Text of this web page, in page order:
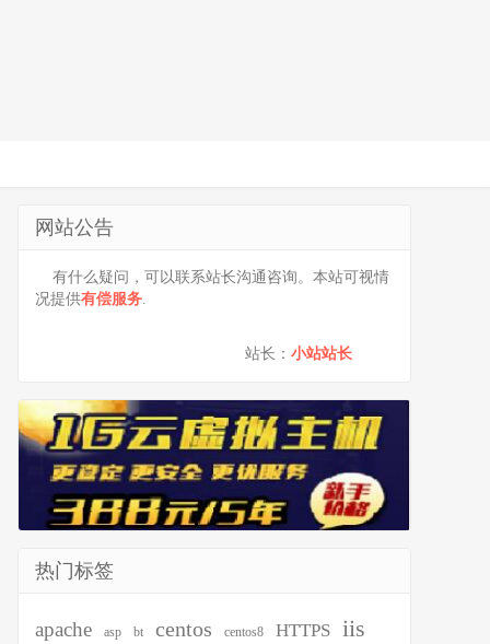
网站公告
有什么疑问，可以联系站长沟通咨询。本站可视情
况提供有偿服务.
站长： 小站站长
热门标签
apache asp bt centos centos8 HTTPS iis